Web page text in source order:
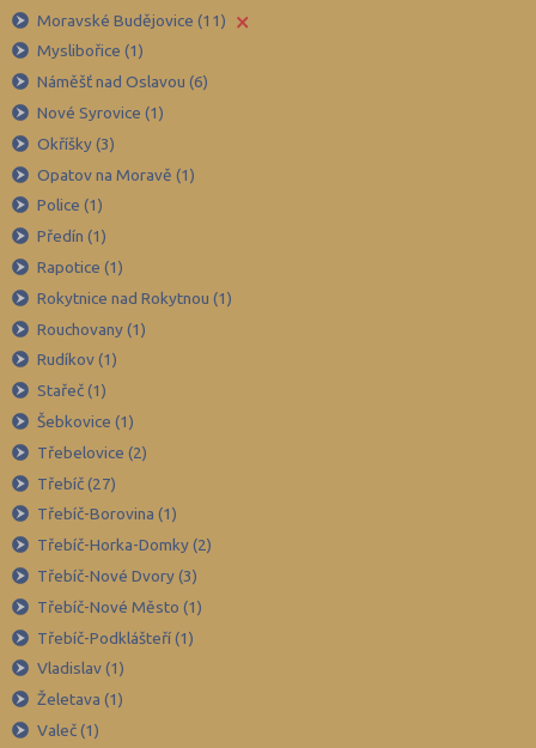
Jablonec nad Nisou (67)
Jeseník (42)
Jičín (75)
Jihlava (94)
Jindřichův Hradec (76)
Karlovy Vary (93)
Karviná (145)
Kladno (129)
Klatovy (69)
Kroměříž (96)
Kutná Hora (66)
Liberec (138)
Litoměřice (104)
Mělník (80)
Mladá Boleslav (96)
Most (73)
Náchod (98)
Moravské Budějovice (11)
×
Myslibořice (1)
Náměšť nad Oslavou (6)
Nové Syrovice (1)
Okříšky (3)
Opatov na Moravě (1)
Police (1)
Předín (1)
Rapotice (1)
Rokytnice nad Rokytnou (1)
Rouchovany (1)
Rudíkov (1)
Stařeč (1)
Šebkovice (1)
Třebelovice (2)
Třebíč (27)
Třebíč-Borovina (1)
Třebíč-Horka-Domky (2)
Třebíč-Nové Dvory (3)
Třebíč-Nové Město (1)
Třebíč-Podklášteří (1)
Vladislav (1)
Želetava (1)
Valeč (1)